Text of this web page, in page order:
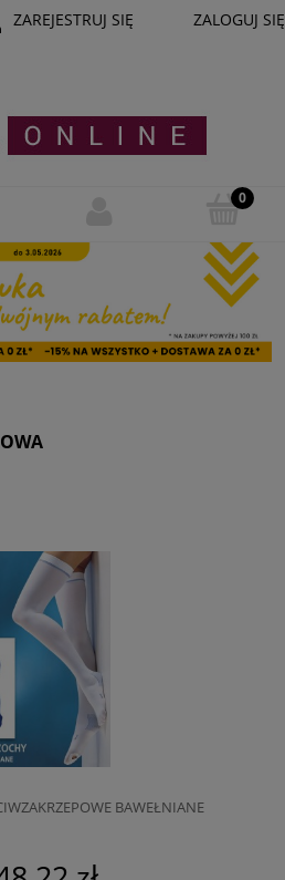
ZAREJESTRUJ SIĘ ZALOGUJ SIĘ
BAWEŁNIANE